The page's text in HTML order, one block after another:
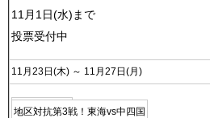
11月1日(水)まで
投票受付中
11月23日(木) ～ 11月27日(月)
地区対抗第3戦！東海vs中四国